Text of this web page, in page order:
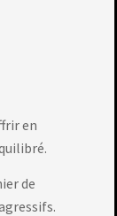
en
de